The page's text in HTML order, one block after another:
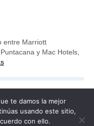
entre Marriott
y Mac Hotels,
te damos la mejor
usando este sitio,
con ello.
Contacto